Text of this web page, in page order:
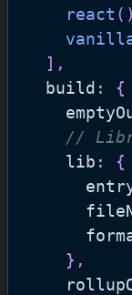
react ( )
] ,
  build
:
{
//
    lib
:
{
} ,